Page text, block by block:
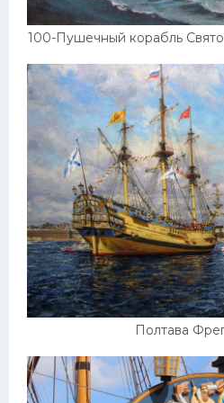
100-Пушечный корабль
Полтава